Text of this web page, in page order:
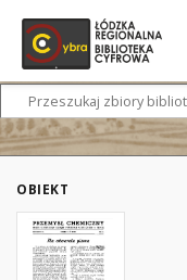
OBIEKT